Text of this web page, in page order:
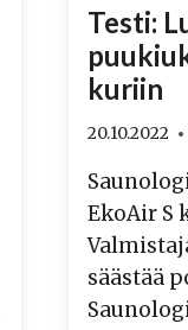
Testi:
kuriin
20.10.2022
EkoAir S
säästää